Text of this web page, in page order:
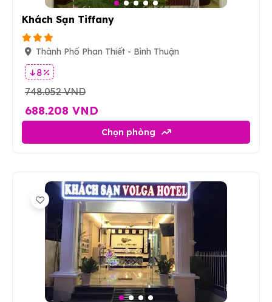
Khách Sạn Tiffany
Thành Phố Phan Thiết - Bình Thuận
8 %
748.052 VND
688.208 VND
Chọn phòng